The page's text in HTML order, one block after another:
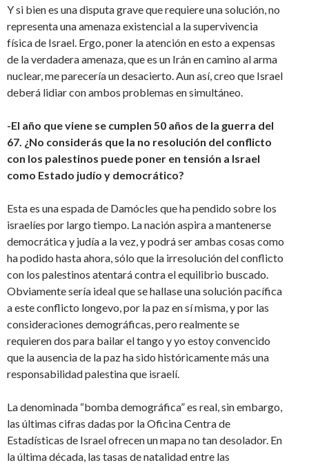
Y si bien es una disputa grave que requiere una solución, no
representa una amenaza existencial a la supervivencia
física de Israel. Ergo, poner la atención en esto a expensas
de la verdadera amenaza, que es un Irán en camino al arma
nuclear, me parecería un desacierto. Aun así, creo que Israel
deberá lidiar con ambos problemas en simultáneo.
-El año que viene se cumplen 50 años de la guerra del
67. ¿No considerás que la no resolución del conflicto
con los palestinos puede poner en tensión a Israel
como Estado judío y democrático?
Esta es una espada de Damócles que ha pendido sobre los
israelíes por largo tiempo. La nación aspira a mantenerse
democrática y judía a la vez, y podrá ser ambas cosas como
ha podido hasta ahora, sólo que la irresolución del conflicto
con los palestinos atentará contra el equilibrio buscado.
Obviamente sería ideal que se hallase una solución pacífica
a este conflicto longevo, por la paz en sí misma, y por las
consideraciones demográficas, pero realmente se
requieren dos para bailar el tango y yo estoy convencido
que la ausencia de la paz ha sido históricamente más una
responsabilidad palestina que israelí.
La denominada “bomba demográfica” es real, sin embargo,
las últimas cifras dadas por la Oficina Centra de
Estadísticas de Israel ofrecen un mapa no tan desolador. En
la última década, las tasas de natalidad entre las